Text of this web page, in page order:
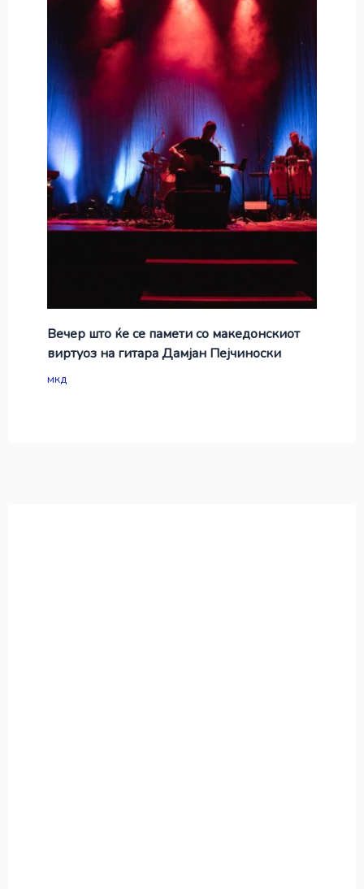
Вечер што ќе се памети со македонскиот
виртуоз на гитара Дамјан Пејчиноски
мкд